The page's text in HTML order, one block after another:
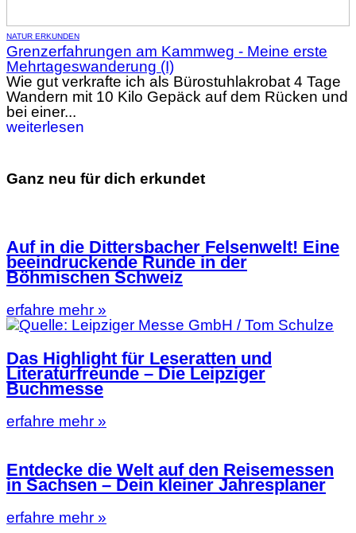
NATUR ERKUNDEN
Grenzerfahrungen am Kammweg - Meine erste
Mehrtageswanderung (I)
Wie gut verkrafte ich als Bürostuhlakrobat 4 Tage
Wandern mit 10 Kilo Gepäck auf dem Rücken und
bei einer...
weiterlesen
Ganz neu für dich erkundet
Auf in die Dittersbacher Felsenwelt! Eine
beeindruckende Runde in der
Böhmischen Schweiz
erfahre mehr »
Das Highlight für Leseratten und
Literaturfreunde – Die Leipziger
Buchmesse
erfahre mehr »
Entdecke die Welt auf den Reisemessen
in Sachsen – Dein kleiner Jahresplaner
erfahre mehr »